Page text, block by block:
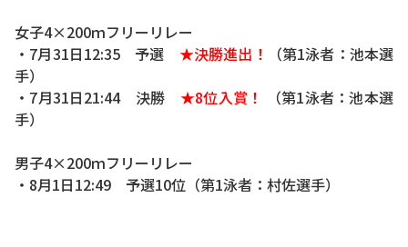
女子4×200ｍフリーリレー
・7月31日12:35 予選 ★決勝進出！
（第1泳者：池本選
手）
・7月31日21:44 決勝 ★8位入賞！
（第1泳者：池本選
手）
男子4×200ｍフリーリレー
・8月1日12:49 予選10位（第1泳者：村佐選手）